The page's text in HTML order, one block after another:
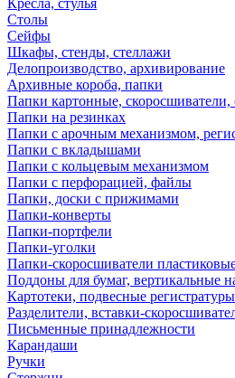
Кресла, стулья
Столы
Сейфы
Шкафы, стенды, стеллажи
Делопроизводство, архивирование
Архивные короба, папки
Папки картонные, скоросшиватели,
Папки на резинках
Папки с арочным механизмом,
Папки с вкладышами
Папки с кольцевым механизмом
Папки с перфорацией, файлы
Папки, доски с прижимами
Папки-конверты
Папки-портфели
Папки-уголки
Папки-скоросшиватели
Поддоны для бумаг, вертикальные
Картотеки, подвесные регистратуры
Разделители, вставки-
Письменные принадлежности
Карандаши
Ручки